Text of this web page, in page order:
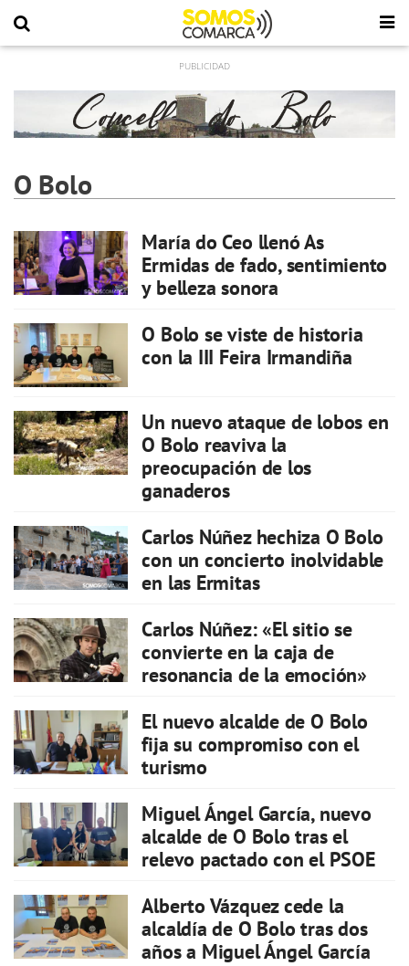
O Bolo
María do Ceo llenó As
Ermidas de fado, sentimiento
y belleza sonora
O Bolo se viste de historia
con la III Feira Irmandiña
Un nuevo ataque de lobos en
O Bolo reaviva la
preocupación de los
ganaderos
Carlos Núñez hechiza O Bolo
con un concierto inolvidable
en las Ermitas
Carlos Núñez: «El sitio se
convierte en la caja de
resonancia de la emoción»
El nuevo alcalde de O Bolo
fija su compromiso con el
turismo
Miguel Ángel García, nuevo
alcalde de O Bolo tras el
relevo pactado con el PSOE
Alberto Vázquez cede la
alcaldía de O Bolo tras dos
años a Miguel Ángel García